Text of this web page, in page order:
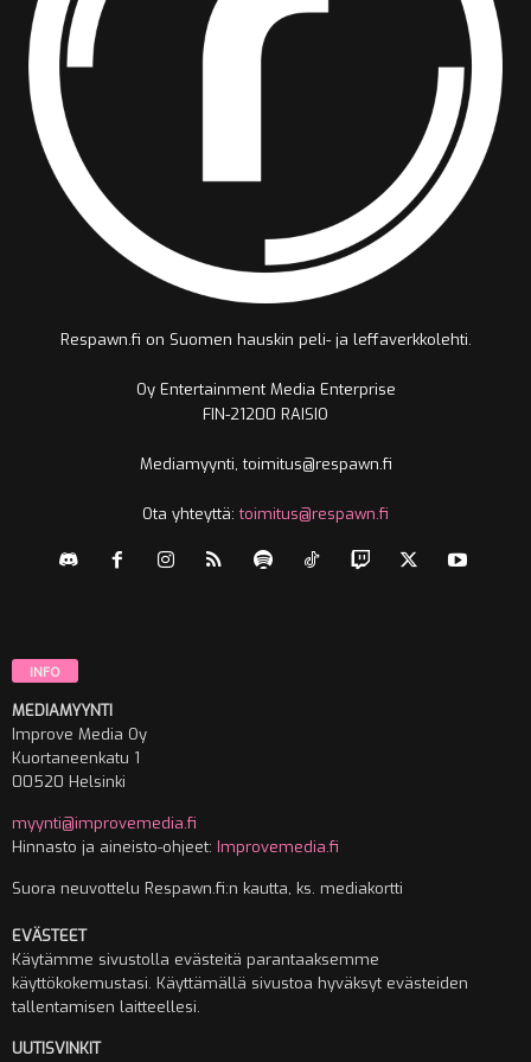
Respawn.fi on Suomen hauskin peli- ja leffaverkkolehti.
Oy Entertainment Media Enterprise
FIN-21200 RAISIO
Mediamyynti, toimitus@respawn.fi
Ota yhteyttä:toimitus@respawn.fi
INFO
MEDIAMYYNTI
Improve Media Oy
Kuortaneenkatu 1
00520 Helsinki
myynti@improvemedia.fi
Hinnasto ja aineisto-ohjeet: Improvemedia.fi
Suora neuvottelu Respawn.fi:n kautta, ks. mediakortti
EVÄSTEET
Käytämme sivustolla evästeitä parantaaksemme
käyttökokemustasi. Käyttämällä sivustoa hyväksyt evästeiden
tallentamisen laitteellesi.
UUTISVINKIT